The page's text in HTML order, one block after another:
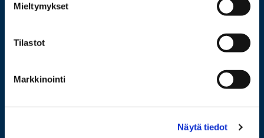
Mieltymykset
Tilastot
Markkinointi
Näytä tiedot